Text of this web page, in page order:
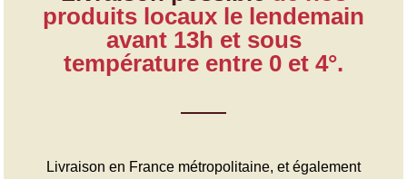
produits locaux le lendemain
avant 13h et sous
température entre 0 et 4°.
Livraison en France métropolitaine, et également